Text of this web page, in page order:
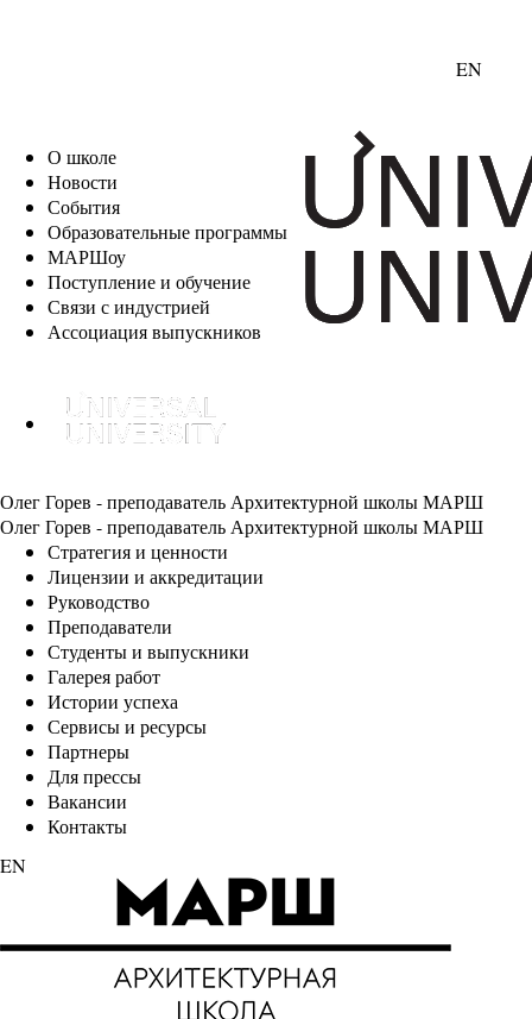
EN
О школе
Новости
События
Образовательные программы
МАРШоу
Поступление и обучение
Связи с индустрией
Ассоциация выпускников
Олег Горев - преподаватель Архитектурной школы МАРШ
Олег Горев - преподаватель Архитектурной школы МАРШ
Стратегия и ценности
Лицензии и аккредитации
Руководство
Преподаватели
Студенты и выпускники
Галерея работ
Истории успеха
Сервисы и ресурсы
Партнеры
Для прессы
Вакансии
Контакты
EN